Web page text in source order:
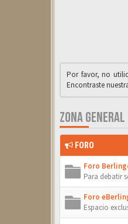
Por favor, no
Encontraste
ZONA GENERAL
FORO
Foro
Para debatir
Foro
Espacio